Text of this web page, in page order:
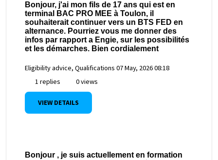
Bonjour, j'ai mon fils de 17 ans qui est en
terminal BAC PRO MEE à Toulon, il
souhaiterait continuer vers un BTS FED en
alternance. Pourriez vous me donner des
infos par rapport a Engie, sur les possibilités
et les démarches. Bien cordialement
Eligibility advice, Qualifications 07 May, 2026 08:18
1 replies
0 views
VIEW DETAILS
Bonjour , je suis actuellement en formation